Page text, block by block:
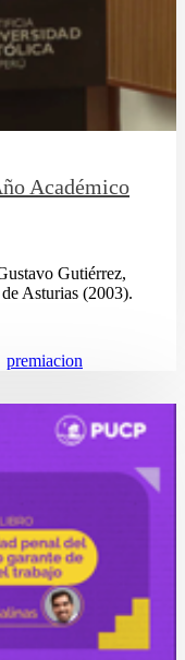
Académico
Gutiérrez,
Asturias (2003).
premiacion